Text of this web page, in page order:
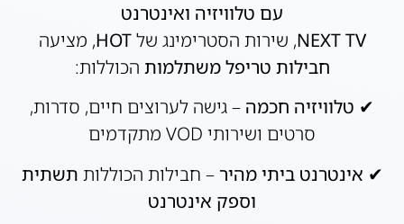
עם טלוויזיה ואינטרנט
NEXT TV, שירות הסטרימינג שלHOT, מציעה
חבילות טריפל משתלמות הכוללות:
✔ טלוויזיה חכמה – גישה לערוצים חיים, סדרות,
סרטים ושירותי VOD מתקדמים
✔ אינטרנט ביתי מהיר– חבילות הכוללות תשתית
וספק אינטרנט